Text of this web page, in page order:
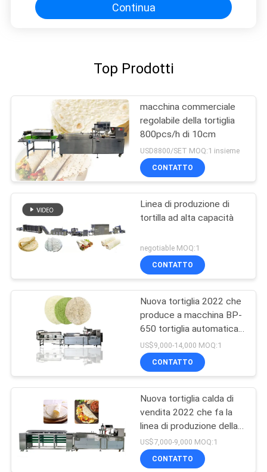
Continua
Top Prodotti
macchina commerciale
regolabile della tortiglia
800pcs/h di 10cm
USD8800/SET MOQ:1 insieme
CONTATTO
Linea di produzione di
tortilla ad alta capacità
negotiable MOQ:1
CONTATTO
Nuova tortiglia 2022 che
produce a macchina BP-
650 tortiglia automatica
che fa macchina
US$9,000-14,000 MOQ:1
CONTATTO
Nuova tortiglia calda di
vendita 2022 che fa la
linea di produzione della
tortiglia della macchina
BP-550
US$7,000-9,000 MOQ:1
CONTATTO